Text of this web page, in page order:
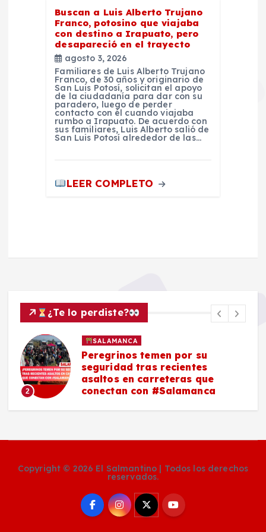
Buscan a Luis Alberto Trujano
Franco, potosino que viajaba
con destino a Irapuato, pero
desapareció en el trayecto
agosto 3, 2026
Familiares de Luis Alberto Trujano
Franco, de 30 años y originario de
San Luis Potosí, solicitan el apoyo
de la ciudadanía para dar con su
paradero, luego de perder
contacto con él cuando viajaba
rumbo a Irapuato. De acuerdo con
sus familiares, Luis Alberto salió de
San Luis Potosí alrededor de las…
LEER COMPLETO
¿Te lo perdiste?
2
SALAMANCA
Peregrinos temen por su
seguridad tras recientes
asaltos en carreteras que
conectan con #Salamanca
Copyright © 2026 El Salmantino | Todos los derechos
reservados.